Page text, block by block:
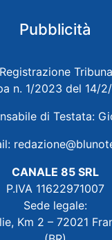
Pubblicità
n. 1/2023 del 14/
di Testata:
CANALE 85 SRL
P.IVA 11622971007
Sede legale:
Km 2 – 72021